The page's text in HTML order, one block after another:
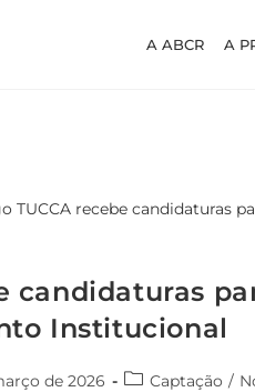
A ABCR A
candidaturas
Institucional
de 2026 Captação /